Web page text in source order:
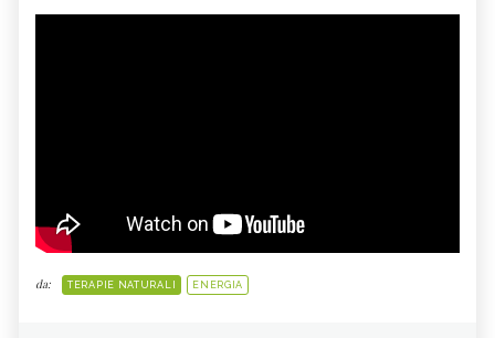
da: TERAPIE NATURALI ENERGIA